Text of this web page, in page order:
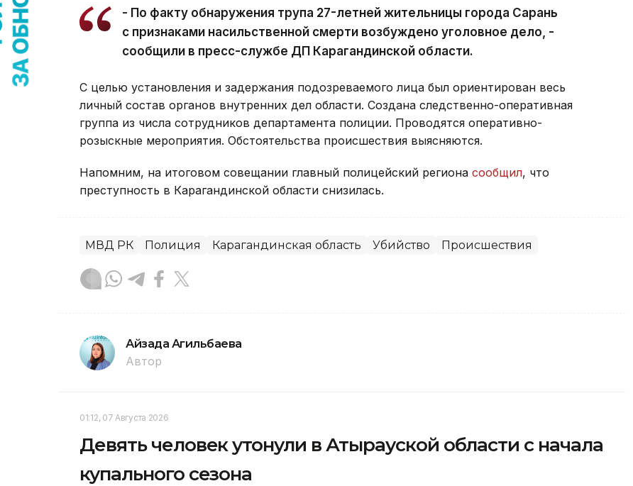
- По факту обнаружения трупа 27-летней жительницы города Сарань
с признаками насильственной смерти возбуждено уголовное дело, -
сообщили в пресс-службе ДП Карагандинской области.
С целью установления и задержания подозреваемого лица был ориентирован весь
личный состав органов внутренних дел области. Создана следственно-оперативная
группа из числа сотрудников департамента полиции. Проводятся оперативно-
розыскные мероприятия. Обстоятельства происшествия выясняются.
Напомним, на итоговом совещании главный полицейский региона сообщил, что
преступность в Карагандинской области снизилась.
МВД РК Полиция Карагандинская область Убийство Происшествия
Айзада Агильбаева
Автор
01:12, 07 Августа 2026
Девять человек утонули в Атырауской области с начала
купального сезона